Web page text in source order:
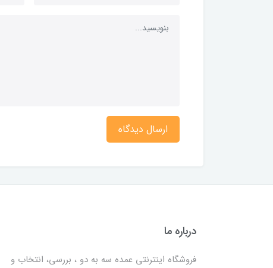
ارسال دیدگاه
درباره ما
فروشگاه اینترنتی عمده سه به دو ، بررسی، انتخاب و